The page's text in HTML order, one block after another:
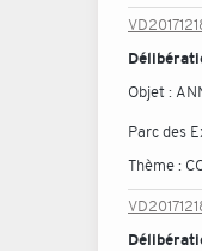
Objet :
Parc des
Thème :